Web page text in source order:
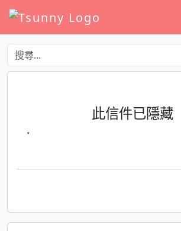
此信件已隱藏
·